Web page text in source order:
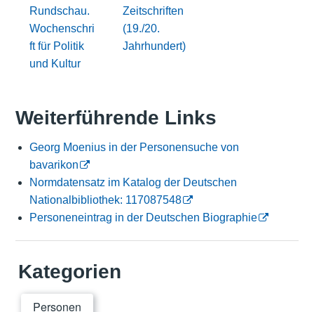
Rundschau.
Wochenschri
ft für Politik
und Kultur
Zeitschriften
(19./20.
Jahrhundert)
Weiterführende Links
Georg Moenius in der Personensuche von
bavarikon
Normdatensatz im Katalog der Deutschen
Nationalbibliothek: 117087548
Personeneintrag in der Deutschen Biographie
Kategorien
Personen